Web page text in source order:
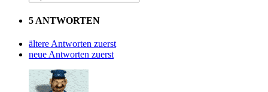
5 ANTWORTEN
ältere Antworten zuerst
neue Antworten zuerst